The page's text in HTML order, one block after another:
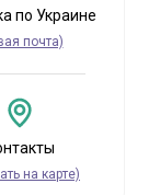
по Украине
почта)
на карте)